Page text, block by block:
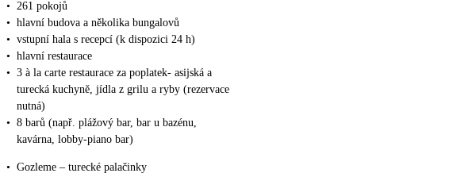
• 261 pokojů
• hlavní budova a několika bungalovů
• vstupní hala s recepcí (k dispozici 24 h)
• hlavní restaurace
• 3 à la carte restaurace za poplatek- asijská a
turecká kuchyně, jídla z grilu a ryby (rezervace
nutná)
• 8 barů (např. plážový bar, bar u bazénu,
kavárna, lobby-piano bar)
• Gozleme – turecké palačinky